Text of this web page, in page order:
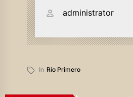
administrator
In Río Primero